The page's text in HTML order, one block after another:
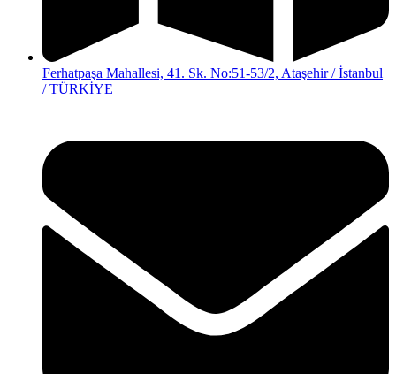
Ferhatpaşa Mahallesi, 41. Sk. No:51-53/2, Ataşehir / İstanbul
/ TÜRKİYE